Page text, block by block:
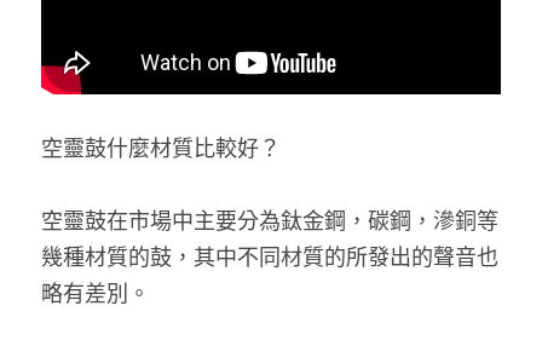
空靈鼓什麼材質比較好？
空靈鼓在市場中主要分為鈦金鋼，碳鋼，滲銅等
幾種材質的鼓，其中不同材質的所發出的聲音也
略有差別。